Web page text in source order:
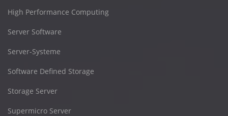
High Performance Computing
Server Software
Server-Systeme
Software Defined Storage
Storage Server
Supermicro Server